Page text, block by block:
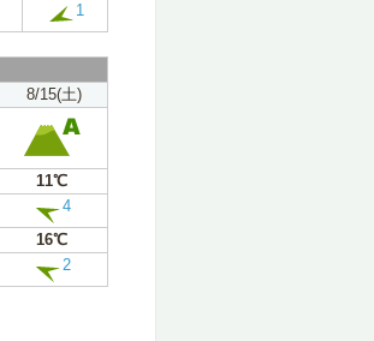
1
8/15(土)
11℃
4
16℃
2